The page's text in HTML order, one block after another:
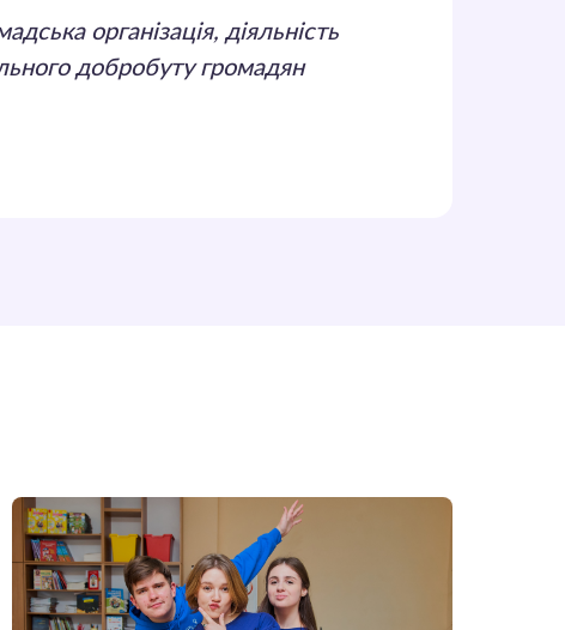
організація, діяльність
добробуту громадян